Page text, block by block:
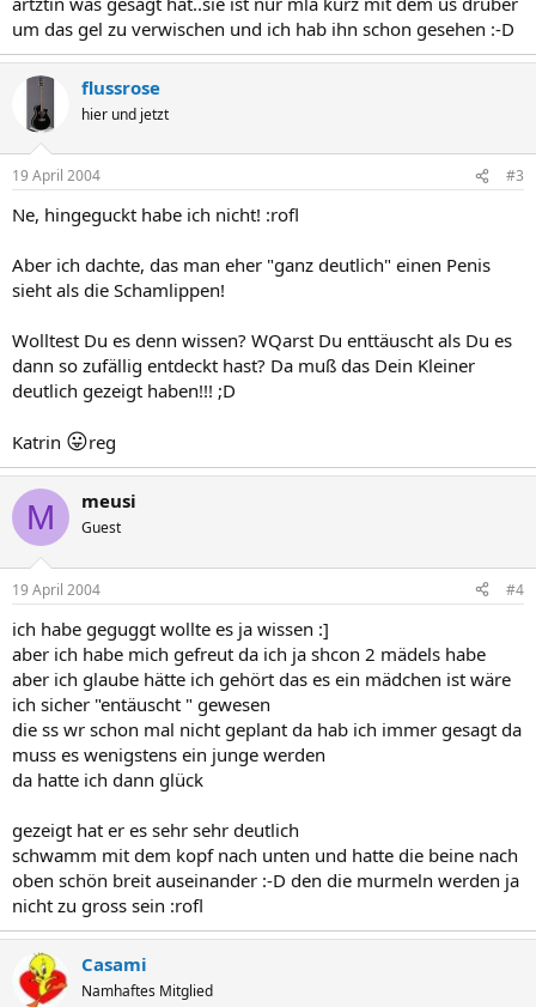
um das gel zu verwischen und ich hab ihn schon gesehen :-D
flussrose
hier und jetzt
19 April 2004 #3
Ne, hingeguckt habe ich nicht! :rofl
Aber ich dachte, das man eher "ganz deutlich" einen Penis
sieht als die Schamlippen!
Wolltest Du es denn wissen? WQarst Du enttäuscht als Du es
dann so zufällig entdeckt hast? Da muß das Dein Kleiner
deutlich gezeigt haben!!! ;D
Katrin 😛reg
M meusi
Guest
19 April 2004 #4
ich habe geguggt wollte es ja wissen :]
aber ich habe mich gefreut da ich ja shcon 2 mädels habe
aber ich glaube hätte ich gehört das es ein mädchen ist wäre
ich sicher "entäuscht " gewesen
die ss wr schon mal nicht geplant da hab ich immer gesagt da
muss es wenigstens ein junge werden
da hatte ich dann glück
gezeigt hat er es sehr sehr deutlich
schwamm mit dem kopf nach unten und hatte die beine nach
oben schön breit auseinander :-D den die murmeln werden ja
nicht zu gross sein :rofl
Casami
Namhaftes Mitglied